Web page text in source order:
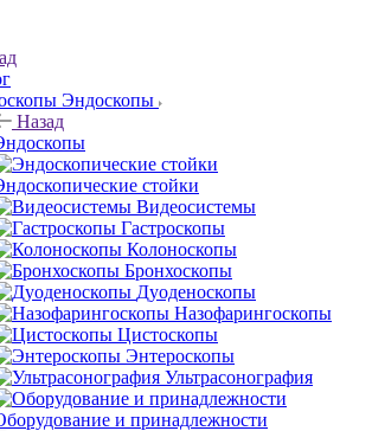
Эндоскопы
Назад
стойки
Видеосистемы
Гастроскопы
Колоноскопы
Бронхоскопы
Дуоденоскопы
Назофарингоскопы
Цистоскопы
Энтероскопы
Ультрасонография
и принадлежности